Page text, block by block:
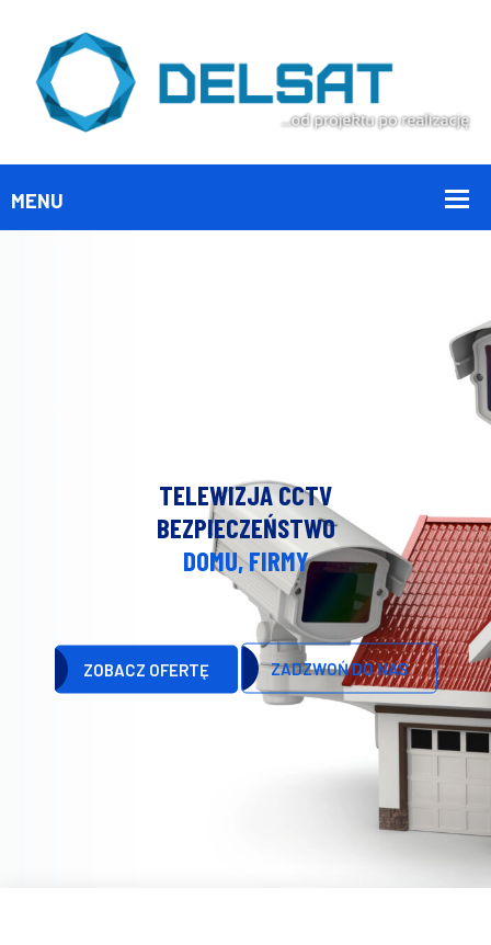
TELEWIZJA CCTV
BEZPIECZEŃSTWO
DOMU, FIRMY
ZOBACZ OFERTĘ ZADZWOŃ DO NAS